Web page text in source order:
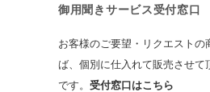
御用聞きサービス受付窓口
お客様のご要望・リクエストの
ば、個別に仕入れて販売させて
です。 受付窓口はこちら